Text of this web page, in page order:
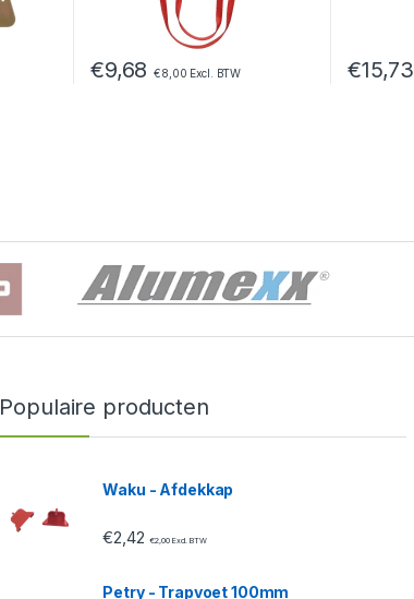
€9,68 €8,00 Excl. BTW €15,73
Populaire producten
Waku - Afdekkap
€2,42 €2,00Excl. BTW
Petry - Trapvoet 100mm